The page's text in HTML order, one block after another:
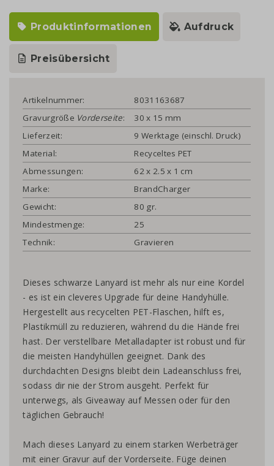
Produktinformationen Aufdruck
Preisübersicht
Artikelnummer:
8031163687
Gravurgröße Vorderseite:
30 x 15 mm
Lieferzeit:
9 Werktage (einschl. Druck)
Material:
Recyceltes PET
Abmessungen:
62 x 2.5 x 1 cm
Marke:
BrandCharger
Gewicht:
80 gr.
Mindestmenge:
25
Technik:
Gravieren
Dieses schwarze Lanyard ist mehr als nur eine Kordel
- es ist ein cleveres Upgrade für deine Handyhülle.
Hergestellt aus recycelten PET-Flaschen, hilft es,
Plastikmüll zu reduzieren, während du die Hände frei
hast. Der verstellbare Metalladapter ist robust und für
die meisten Handyhüllen geeignet. Dank des
durchdachten Designs bleibt dein Ladeanschluss frei,
sodass dir nie der Strom ausgeht. Perfekt für
unterwegs, als Giveaway auf Messen oder für den
täglichen Gebrauch!
Mach dieses Lanyard zu einem starken Werbeträger
mit einer Gravur auf der Vorderseite. Füge deinen